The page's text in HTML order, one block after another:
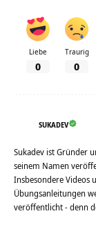
Liebe
0
Traurig
0
SUKADEV
Sukadev ist Gründer
seinem Namen
Insbesondere Videos
Übungsanleitungen
veröffentlicht - denn